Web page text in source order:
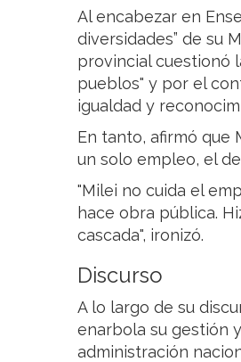
Al encabezar en
diversidades” de su
provincial cuestionó
pueblos" y por el
igualdad y
En tanto, afirmó que
un solo empleo, el
"Milei no cuida el
hace obra pública.
cascada", ironizó.
Discurso
A lo largo de su
enarbola su gestión
administración